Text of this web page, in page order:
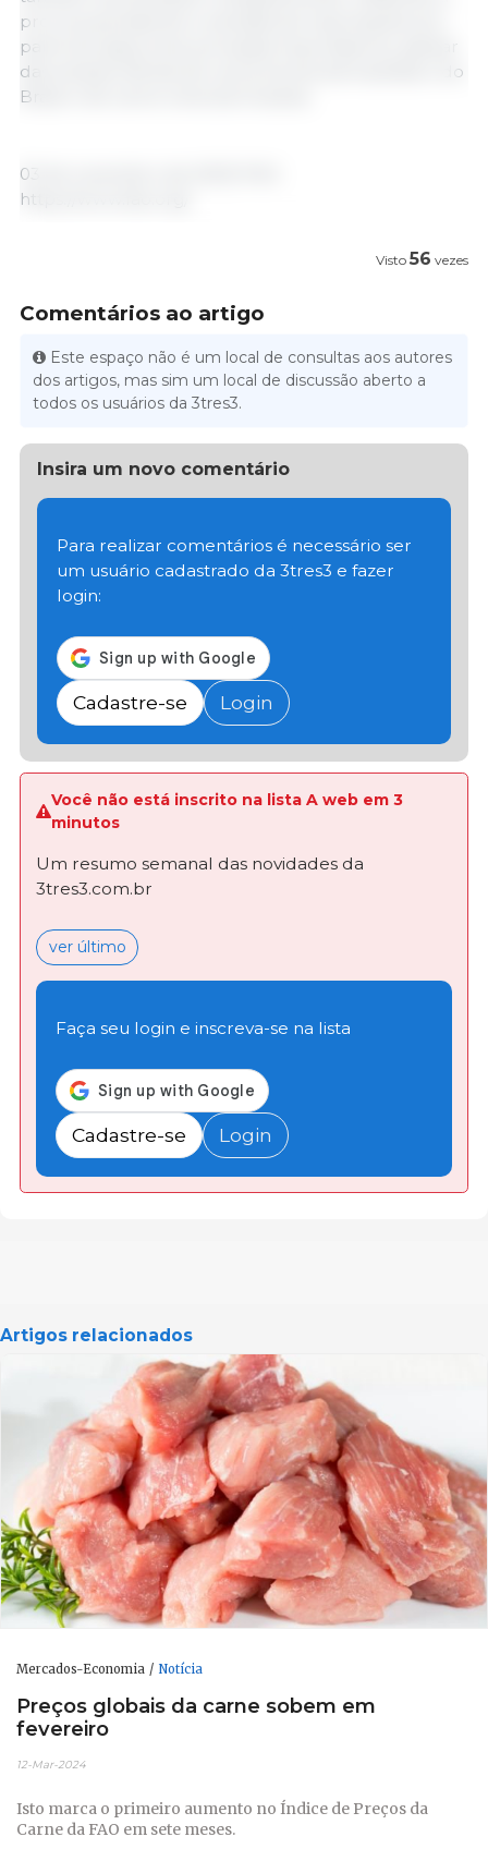
procura persistente e elevada de importações por
parte de alguns dos principais importadores, apesar
das amplas ofertas de carne bovina da Austrália e do
Brasil e de carne ovina da Oceania.
03 de novembro de 2023/ FAO.
https://www.fao.org/
Visto 56 vezes
Comentários ao artigo
Este espaço não é um local de consultas aos autores
dos artigos, mas sim um local de discussão aberto a
todos os usuários da 3tres3.
Insira um novo comentário
Para realizar comentários é necessário ser
um usuário cadastrado da 3tres3 e fazer
login:
Cadastre-se Login
Você não está inscrito na lista A web em 3
minutos
Um resumo semanal das novidades da
3tres3.com.br
ver último
Faça seu login e inscreva-se na lista
Cadastre-se Login
Artigos relacionados
Mercados-Economia Notícia
Preços globais da carne sobem em
fevereiro
12-Mar-2024
Isto marca o primeiro aumento no Índice de Preços da
Carne da FAO em sete meses.